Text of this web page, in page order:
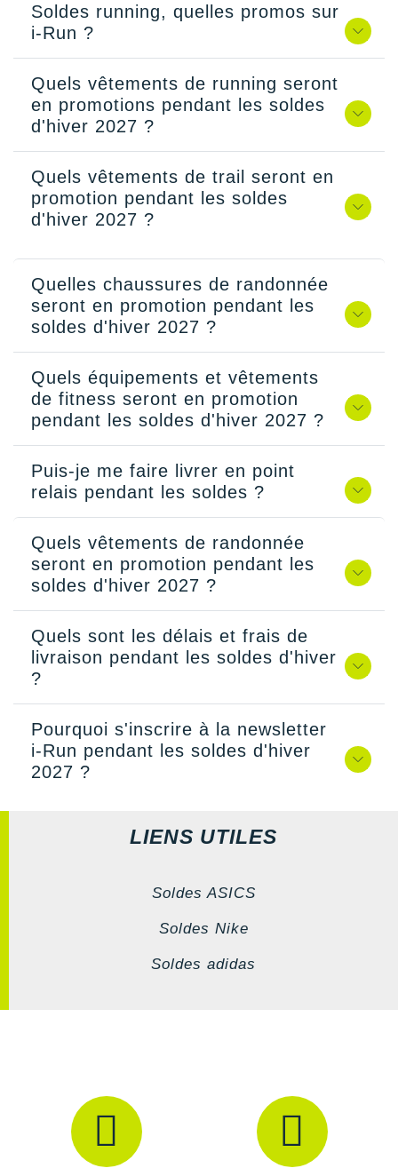
Soldes running, quelles promos sur
i-Run ?
Quels vêtements de running seront
en promotions pendant les soldes
d'hiver 2027 ?
Quels vêtements de trail seront en
promotion pendant les soldes
d'hiver 2027 ?
Quelles chaussures de randonnée
seront en promotion pendant les
soldes d'hiver 2027 ?
Quels équipements et vêtements
de fitness seront en promotion
pendant les soldes d'hiver 2027 ?
Puis-je me faire livrer en point
relais pendant les soldes ?
Quels vêtements de randonnée
seront en promotion pendant les
soldes d'hiver 2027 ?
Quels sont les délais et frais de
livraison pendant les soldes d'hiver
?
Pourquoi s'inscrire à la newsletter
i-Run pendant les soldes d'hiver
2027 ?
LIENS UTILES
Soldes ASICS
Soldes Nike
Soldes adidas